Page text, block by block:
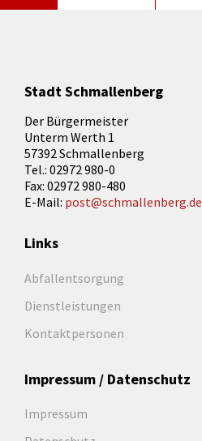
Stadt Schmallenberg
Der Bürgermeister
Unterm Werth 1
57392 Schmallenberg
Tel.: 02972 980-0
Fax: 02972 980-480
E-Mail: post@schmallenberg.de
Links
Abfallentsorgung
Dienstleistungen
Kontaktpersonen
Impressum / Datenschutz
Impressum